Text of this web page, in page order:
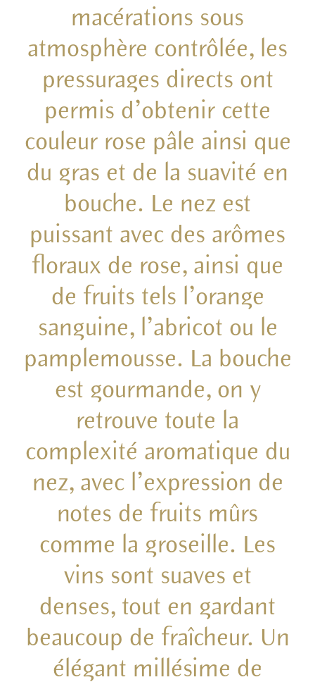
macérations sous
atmosphère contrôlée, les
pressurages directs ont
permis d’obtenir cette
couleur rose pâle ainsi que
du gras et de la suavité en
bouche. Le nez est
puissant avec des arômes
floraux de rose, ainsi que
de fruits tels l’orange
sanguine, l’abricot ou le
pamplemousse. La bouche
est gourmande, on y
retrouve toute la
complexité aromatique du
nez, avec l’expression de
notes de fruits mûrs
comme la groseille. Les
vins sont suaves et
denses, tout en gardant
beaucoup de fraîcheur. Un
élégant millésime de